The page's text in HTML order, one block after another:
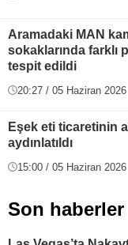
Aramadaki MAN
sokaklarında farklı
tespit edildi
20:27 / 05 Haziran 2026
Eşek eti ticaretinin
aydınlatıldı
15:00 / 05 Haziran 2026
Son haberler